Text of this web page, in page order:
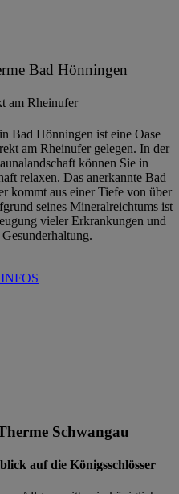
Bad Hönningen
am Rheinufer
Bad Hönningen ist eine Oase
am Rheinufer gelegen. In der
können Sie in
relaxen. Das anerkannte Bad
kommt aus einer Tiefe von über
seines Mineralreichtums ist
vieler Erkrankungen und
Schwangau
auf die Königsschlösser